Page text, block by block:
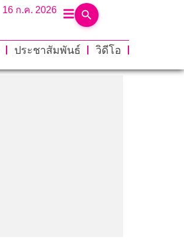
16 ก.ค. 2026
ประชาสัมพันธ์
วิดีโอ